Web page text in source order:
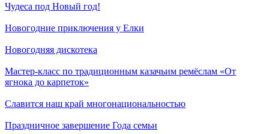
Чудеса под Новый год!
Новогодние приключения у Елки
Новогодняя дискотека
Мастер-класс по традиционным казачьим ремёслам «От
ягнока до карпеток»
Славится наш край многонациональностью
Праздничное завершение Года семьи